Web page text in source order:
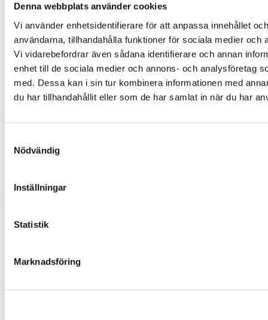
Denna webbplats använder cookies
Vi använder enhetsidentifierare för att anpassa innehållet
användarna, tillhandahålla funktioner för sociala medier och
Vi vidarebefordrar även sådana identifierare och annan
enhet till de sociala medier och annons- och analysföretag
med. Dessa kan i sin tur kombinera informationen med
du har tillhandahållit eller som de har samlat in när du har
Nödvändig
Inställningar
Statistik
Marknadsföring
Fältbiologerna
Om oss
Föreningen
Vårt globala arbete
Press
Publikationer och dokument
Jobba hos oss
Kontakta oss
Bra Miljöval
Ge en gåva
In English